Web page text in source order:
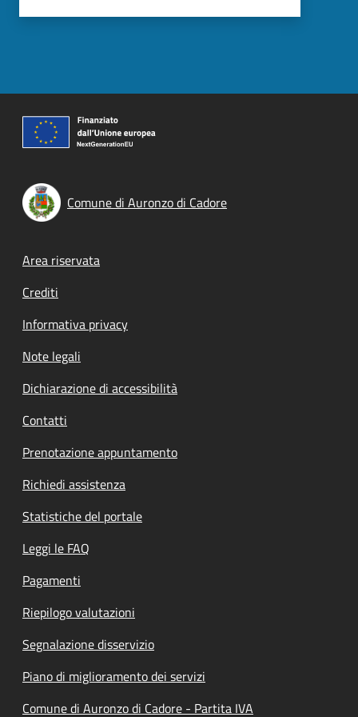
Comune di Auronzo di Cadore
Footer menu
Area riservata
Crediti
Informativa privacy
Note legali
Dichiarazione di accessibilità
Contatti
Prenotazione appuntamento
Richiedi assistenza
Statistiche del portale
Leggi le FAQ
Pagamenti
Riepilogo valutazioni
Segnalazione disservizio
Piano di miglioramento dei servizi
Comune di Auronzo di Cadore - Partita IVA